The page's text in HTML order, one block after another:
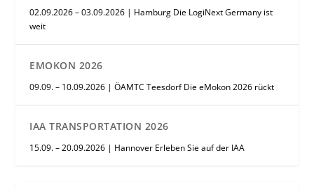
02.09.2026 – 03.09.2026 | Hamburg Die LogiNext Germany ist
weit
EMOKON 2026
09.09. – 10.09.2026 | ÖAMTC Teesdorf Die eMokon 2026 rückt
IAA TRANSPORTATION 2026
15.09. – 20.09.2026 | Hannover Erleben Sie auf der IAA